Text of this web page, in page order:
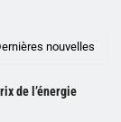
nouvelles
de l’énergie